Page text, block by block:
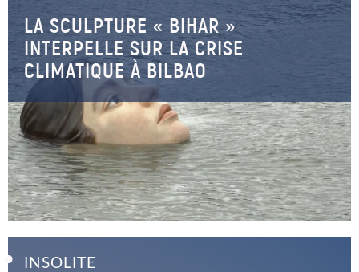
LA SCULPTURE « BIHAR »
INTERPELLE SUR LA CRISE
CLIMATIQUE À BILBAO
INSOLITE